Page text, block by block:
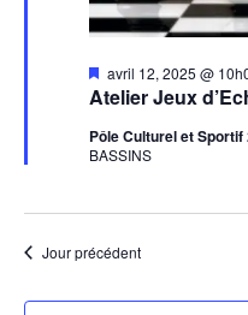
Atelier Jeux
Mis
en
avant
avril 12, 2025 @
Pôle Culturel et Sportif
BASSINS
Jour précédent